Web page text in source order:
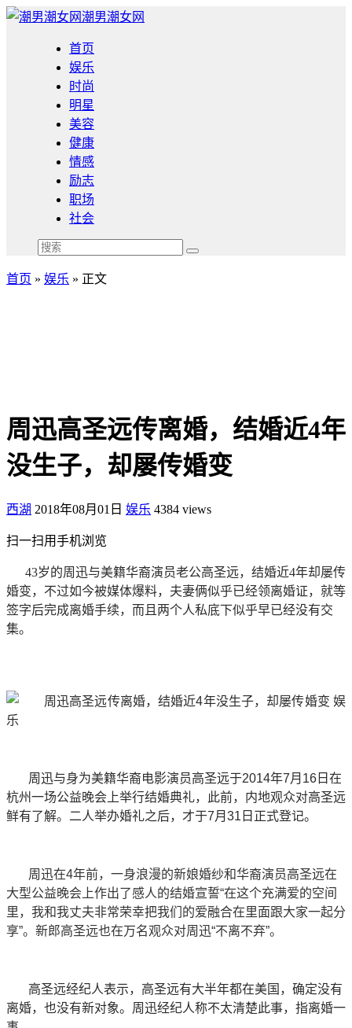
潮男潮女网
首页
娱乐
时尚
明星
美容
健康
情感
励志
职场
社会
首页 » 娱乐 » 正文
周迅高圣远传离婚，结婚近4年
没生子，却屡传婚变
西湖 2018年08月01日 娱乐 4384 views
扫一扫用手机浏览
43岁的周迅与美籍华裔演员老公高圣远，结婚近4年却屡传
婚变，不过如今被媒体爆料，夫妻俩似乎已经领离婚证，就等
签字后完成离婚手续，而且两个人私底下似乎早已经没有交
集。
周迅与身为美籍华裔电影演员高圣远于2014年7月16日在
杭州一场公益晚会上举行结婚典礼，此前，内地观众对高圣远
鲜有了解。二人举办婚礼之后，才于7月31日正式登记。
周迅在4年前，一身浪漫的新娘婚纱和华裔演员高圣远在
大型公益晚会上作出了感人的结婚宣誓“在这个充满爱的空间
里，我和我丈夫非常荣幸把我们的爱融合在里面跟大家一起分
享”。新郎高圣远也在万名观众对周迅“不离不弃”。
高圣远经纪人表示，高圣远有大半年都在美国，确定没有
离婚，也没有新对象。 周迅经纪人称不太清楚此事，指离婚一